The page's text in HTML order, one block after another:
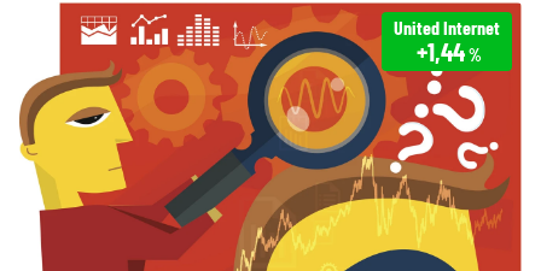
United Internet
+1,44%